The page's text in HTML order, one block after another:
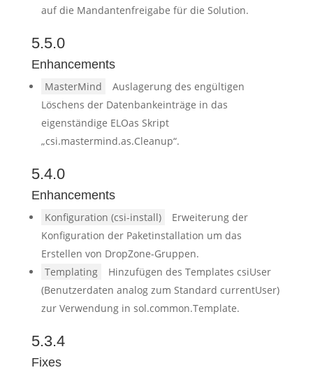
auf die Mandantenfreigabe für die Solution.
5.5.0
Enhancements
MasterMind
Auslagerung des engültigen
Löschens der Datenbankeinträge in das
eigenständige ELOas Skript
„csi.mastermind.as.Cleanup“.
5.4.0
Enhancements
Konfiguration (csi-install)
Erweiterung der
Konfiguration der Paketinstallation um das
Erstellen von DropZone-Gruppen.
Templating
Hinzufügen des Templates csiUser
(Benutzerdaten analog zum Standard currentUser)
zur Verwendung in sol.common.Template.
5.3.4
Fixes